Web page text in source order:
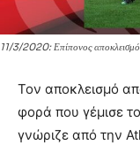
11/3/2020: Επίπονος
Τον αποκλεισμό
φορά που γέμισε
γνώριζε από την